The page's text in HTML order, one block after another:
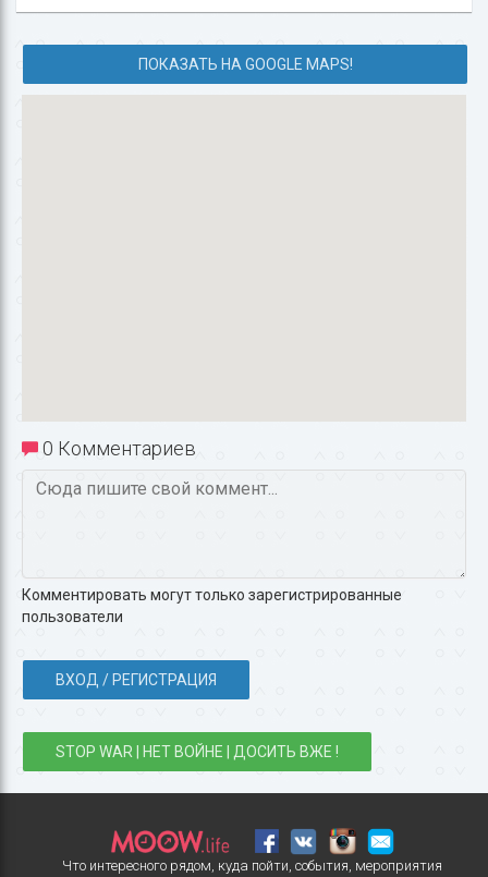
ПОКАЗАТЬ НА GOOGLE MAPS!
0 Комментариев
Комментировать могут только зарегистрированные
пользователи
ВХОД / РЕГИСТРАЦИЯ
STOP WAR | НЕТ ВОЙНЕ | ДОСИТЬ ВЖЕ !
Что интересного рядом, куда пойти, события, мероприятия